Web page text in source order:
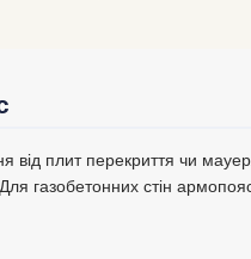
плит перекриття чи
Для газобетонних стін